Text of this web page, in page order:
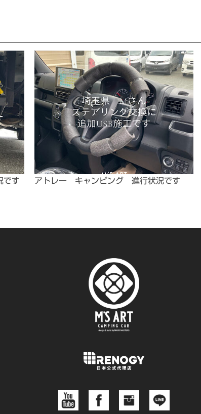
す アトレー キャンピング 進行状況です